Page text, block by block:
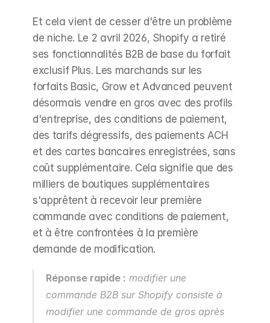
Et cela vient de cesser d'être un problème
de niche. Le 2 avril 2026, Shopify a retiré
ses fonctionnalités B2B de base du forfait
exclusif Plus. Les marchands sur les
forfaits Basic, Grow et Advanced peuvent
désormais vendre en gros avec des profils
d'entreprise, des conditions de paiement,
des tarifs dégressifs, des paiements ACH
et des cartes bancaires enregistrées, sans
coût supplémentaire. Cela signifie que des
milliers de boutiques supplémentaires
s'apprêtent à recevoir leur première
commande avec conditions de paiement,
et à être confrontées à la première
demande de modification.
Réponse rapide : modifier une
commande B2B sur Shopify consiste à
modifier une commande de gros après